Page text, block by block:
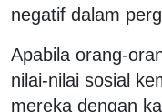
negatif dalam
Apabila orang-
nilai-nilai sosial
mereka dengan